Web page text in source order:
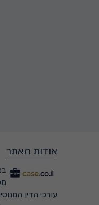
אודות האתר
עורכי הדין